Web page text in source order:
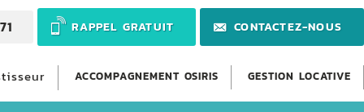
RAPPEL GRATUIT CONTACTEZ-NOUS
ACCOMPAGNEMENT OSIRIS GESTION LOCATIVE